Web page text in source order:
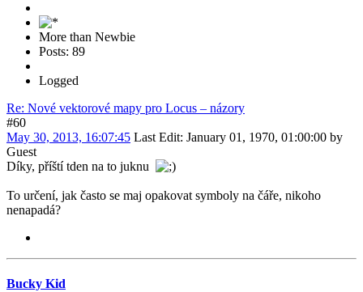
More than Newbie
Posts: 89
Logged
Re: Nové vektorové mapy pro Locus – názory
#60
May 30, 2013, 16:07:45 Last Edit: January 01, 1970, 01:00:00 by
Guest
Díky, příští tden na to juknu
To určení, jak často se maj opakovat symboly na čáře, nikoho
nenapadá?
Bucky Kid